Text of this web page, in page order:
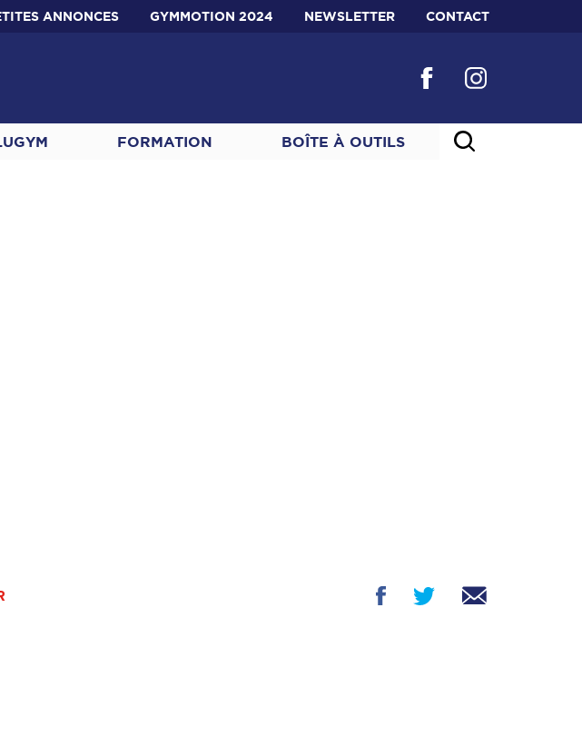
ANNONCES GYMMOTION 2024 NEWSLETTER CONTACT
FORMATION BOÎTE À OUTILS